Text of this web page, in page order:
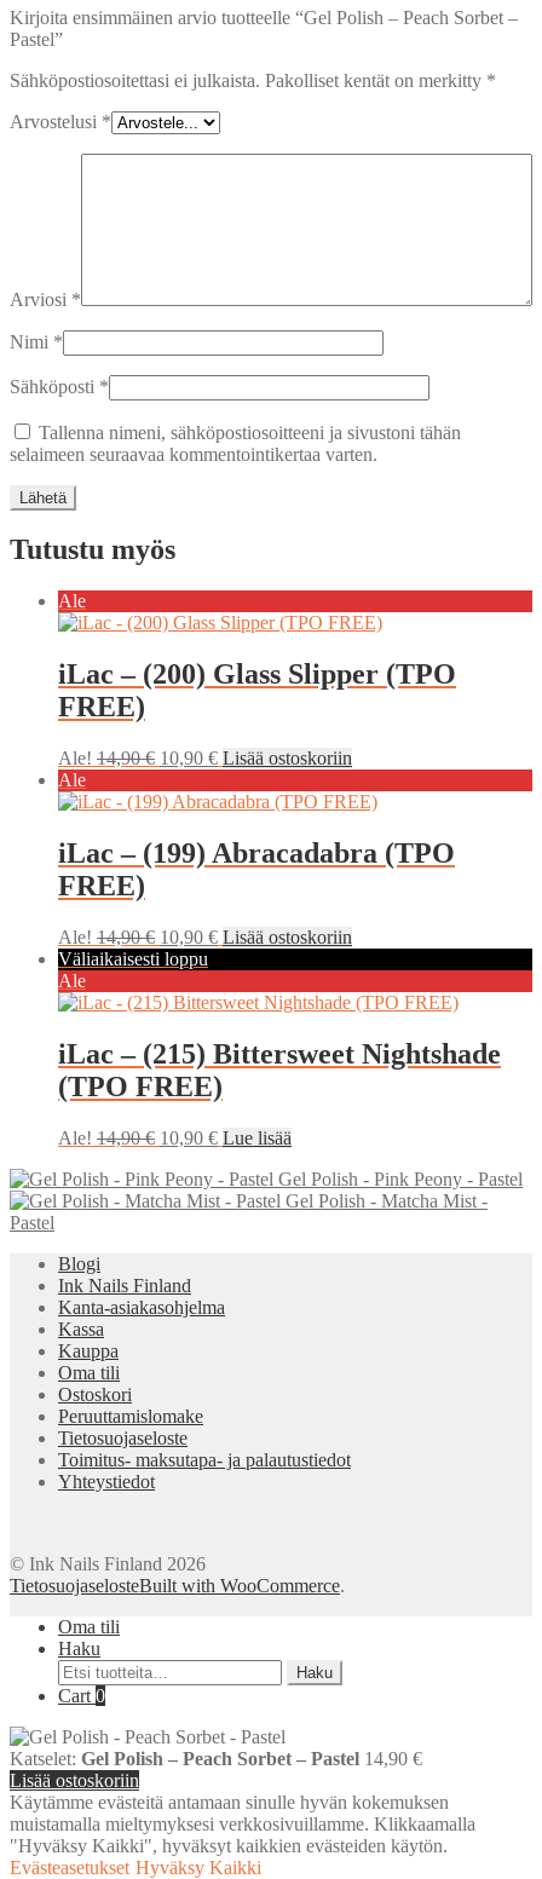
Kirjoita ensimmäinen arvio tuotteelle “Gel Polish – Peach Sorbet –
Pastel”
Sähköpostiosoitettasi ei julkaista. Pakolliset kentät on merkitty *
Arvostelusi *
Arviosi *
Nimi *
Sähköposti *
Tallenna nimeni, sähköpostiosoitteeni ja sivustoni tähän
selaimeen seuraavaa kommentointikertaa varten.
Tutustu myös
Ale
iLac – (200) Glass Slipper (TPO
FREE)
Ale! 14,90€ Alkuperäinen
oli:
10,90 €Nykyinen
on:
Lisää ostoskoriin
Ale
iLac – (199) Abracadabra (TPO
FREE)
Ale! 14,90€ Alkuperäinen
hinta
14,90 €.
10,90 €Nykyinen
10,90 €.
Lisää ostoskoriin
Väliaikaisesti loppu
Ale
iLac – (215) Bittersweet Nightshade
(TPO FREE)
Ale! 14,90€ Alkuperäinen
oli:
14,90 €.
10,90 €Nykyinen
on:
10,90 €.
Lue lisää
Gel Polish - Pink Peony - Pastel
Gel Polish - Matcha Mist -
Pastel
Blogi
Ink Nails Finland
Kanta-asiakasohjelma
Kassa
Kauppa
Oma tili
Ostoskori
Peruuttamislomake
Tietosuojaseloste
Toimitus- maksutapa- ja palautustiedot
Yhteystiedot
© Ink Nails Finland 2026
TietosuojaselosteBuilt with WooCommerce.
Oma tili
Haku
Etsi:
Haku
Cart 0
Katselet: Gel Polish – Peach Sorbet – Pastel 14,90 €
Lisää ostoskoriin
Käytämme evästeitä antamaan sinulle hyvän kokemuksen
muistamalla mieltymyksesi verkkosivuillamme. Klikkaamalla
"Hyväksy Kaikki", hyväksyt kaikkien evästeiden käytön.
Evästeasetukset Hyväksy Kaikki